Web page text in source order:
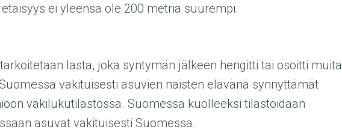
ei yleensä ole 200 metriä suurempi.
lasta, joka syntymän jälkeen hengitti tai osoitti muita
vakituisesti asuvien naisten elävänä synnyttämät
väkilukutilastossa. Suomessa kuolleeksi tilastoidaan
asuvat vakituisesti Suomessa.